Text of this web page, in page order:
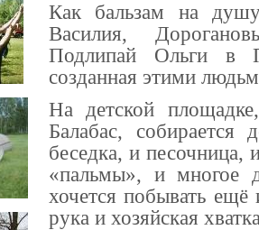
Как бальзам на
Василия,
Подлипай Ольги в
созданная этими
На детской
Балабас, собирается
беседка, и песочница,
«пальмы», и многое
хочется побывать
рука и хозяйская